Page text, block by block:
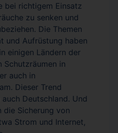
bei richtigem Einsatz
zu senken und
Die Themen
und Aufrüstung haben
einigen Ländern der
Schutzräumen in
auch in
Dieser Trend
Deutschland. Und
die Sicherung von
Strom und Internet,